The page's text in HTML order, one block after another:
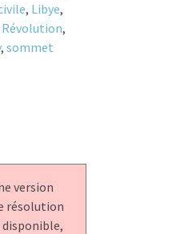
, Libye,
Révolution,
, sommet
version
résolution